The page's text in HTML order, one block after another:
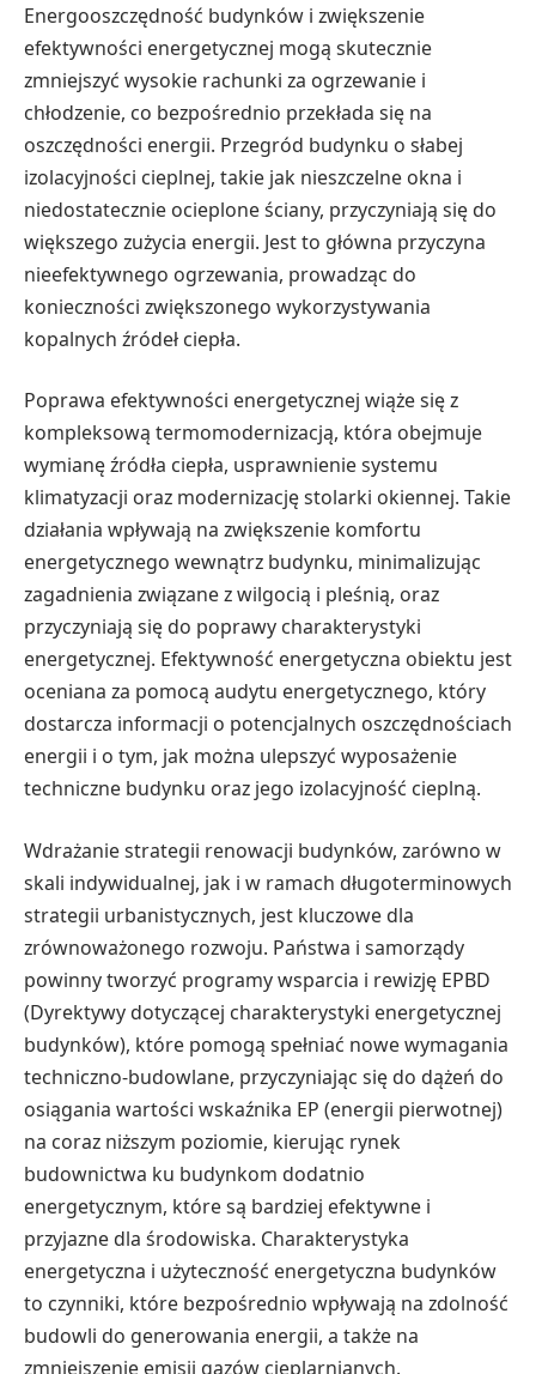
Energooszczędność budynków i zwiększenie
efektywności energetycznej mogą skutecznie
zmniejszyć wysokie rachunki za ogrzewanie i
chłodzenie, co bezpośrednio przekłada się na
oszczędności energii. Przegród budynku o słabej
izolacyjności cieplnej, takie jak nieszczelne okna i
niedostatecznie ocieplone ściany, przyczyniają się do
większego zużycia energii. Jest to główna przyczyna
nieefektywnego ogrzewania, prowadząc do
konieczności zwiększonego wykorzystywania
kopalnych źródeł ciepła.
Poprawa efektywności energetycznej wiąże się z
kompleksową termomodernizacją, która obejmuje
wymianę źródła ciepła, usprawnienie systemu
klimatyzacji oraz modernizację stolarki okiennej. Takie
działania wpływają na zwiększenie komfortu
energetycznego wewnątrz budynku, minimalizując
zagadnienia związane z wilgocią i pleśnią, oraz
przyczyniają się do poprawy charakterystyki
energetycznej. Efektywność energetyczna obiektu jest
oceniana za pomocą audytu energetycznego, który
dostarcza informacji o potencjalnych oszczędnościach
energii i o tym, jak można ulepszyć wyposażenie
techniczne budynku oraz jego izolacyjność cieplną.
Wdrażanie strategii renowacji budynków, zarówno w
skali indywidualnej, jak i w ramach długoterminowych
strategii urbanistycznych, jest kluczowe dla
zrównoważonego rozwoju. Państwa i samorządy
powinny tworzyć programy wsparcia i rewizję EPBD
(Dyrektywy dotyczącej charakterystyki energetycznej
budynków), które pomogą spełniać nowe wymagania
techniczno-budowlane, przyczyniając się do dążeń do
osiągania wartości wskaźnika EP (energii pierwotnej)
na coraz niższym poziomie, kierując rynek
budownictwa ku budynkom dodatnio
energetycznym, które są bardziej efektywne i
przyjazne dla środowiska. Charakterystyka
energetyczna i użyteczność energetyczna budynków
to czynniki, które bezpośrednio wpływają na zdolność
budowli do generowania energii, a także na
zmniejszenie emisji gazów cieplarnianych.